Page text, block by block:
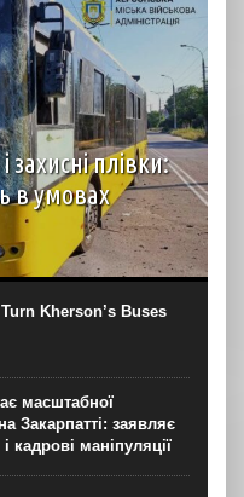
плівки:
в умовах
Nguyen Hoang)
для “Новинарні“
safari) – явище з 1990-
Kherson’s Buses
масштабної
Закарпатті: заявляє
кадрові маніпуляції